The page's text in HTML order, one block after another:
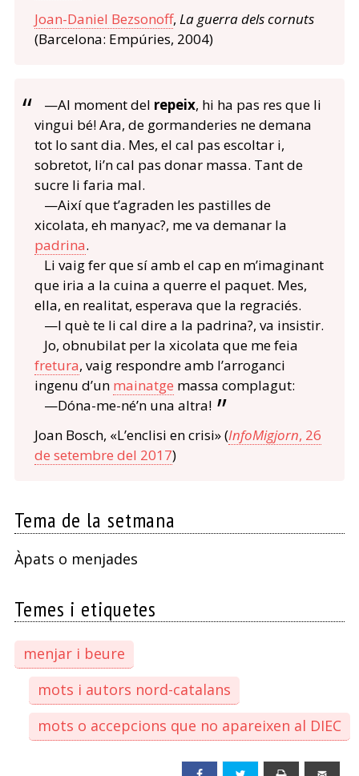
Joan-Daniel Bezsonoff, La guerra dels cornuts
(Barcelona: Empúries, 2004)
—Al moment del repeix, hi ha pas res que li
vingui bé! Ara, de gormanderies ne demana
tot lo sant dia. Mes, el cal pas escoltar i,
sobretot, li’n cal pas donar massa. Tant de
sucre li faria mal.
—Així que t’agraden les pastilles de
xicolata, eh manyac?, me va demanar la
padrina.
Li vaig fer que sí amb el cap en m’imaginant
que iria a la cuina a querre el paquet. Mes,
ella, en realitat, esperava que la regraciés.
—I què te li cal dire a la padrina?, va insistir.
Jo, obnubilat per la xicolata que me feia
fretura, vaig respondre amb l’arroganci
ingenu d’un mainatge massa complagut:
—Dóna-me-né’n una altra!
Joan Bosch, «L’enclisi en crisi» (InfoMigjorn, 26
de setembre del 2017)
Tema de la setmana
Àpats o menjades
Temes i etiquetes
menjar i beure
mots i autors nord-catalans
mots o accepcions que no apareixen al DIEC